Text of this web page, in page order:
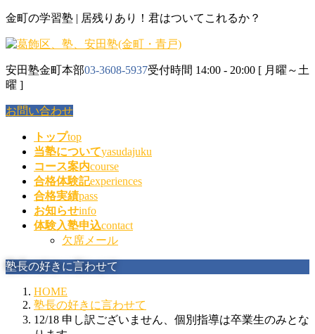
コ
テ
ン
ツ
に
移
動
ナ
ゲ
ー
シ
ョ
ン
に
金町の学習塾 | 居残りあり！君はついてこれるか？
安田塾金町本部03-3608-5937受付時間 14:00 - 20:00 [ 月曜～土
曜 ]
お問い合わせ
トップtop
当塾についてyasudajuku
コース案内course
合格体験記experiences
合格実績pass
お知らせinfo
体験入塾申込contact
欠席メール
塾長の好きに言わせて
HOME
塾長の好きに言わせて
12/18 申し訳ございません、個別指導は卒業生のみとな